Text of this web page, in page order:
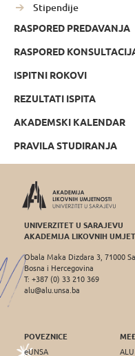
Stipendije
RASPORED PREDAVANJA
RASPORED
ISPITNI ROKOVI
REZULTATI ISPITA
AKADEMSKI KALENDAR
PRAVILA STUDIRANJA
UNIVERZITET U SARAJEVU
AKADEMIJA LIKOVNIH
Obala Maka Dizdara 3, 71000
Bosna i Hercegovina
T: +387 (0) 33 210 369
alu@alu.unsa.ba
POVEZNICE
eUNSA